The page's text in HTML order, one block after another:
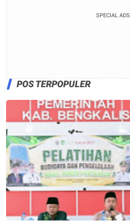
SPECIAL ADS
POS TERPOPULER